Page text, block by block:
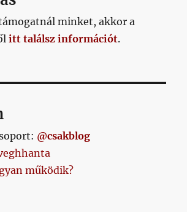
minket, akkor a
itt találsz információt.
@csakblog
működik?